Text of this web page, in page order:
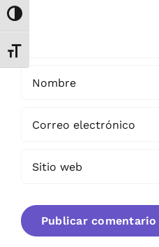
Alternar alto contraste
Alternar tamaño de letra